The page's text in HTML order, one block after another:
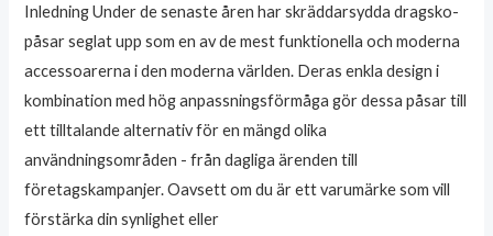
Inledning Under de senaste åren har skräddarsydda dragsko-
påsar seglat upp som en av de mest funktionella och moderna
accessoarerna i den moderna världen. Deras enkla design i
kombination med hög anpassningsförmåga gör dessa påsar till
ett tilltalande alternativ för en mängd olika
användningsområden - från dagliga ärenden till
företagskampanjer. Oavsett om du är ett varumärke som vill
förstärka din synlighet eller
nödvändigheter